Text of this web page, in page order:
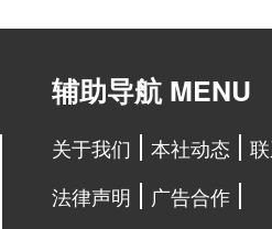
辅助导航 MENU
关于我们 本社动态
法律声明
广告合作